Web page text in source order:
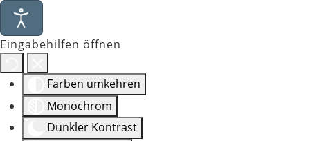
Eingabehilfen öffnen
Farben umkehren
Monochrom
Dunkler Kontrast